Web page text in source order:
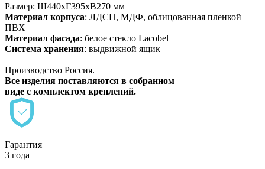
Размер: Ш440хГ395хВ270 мм
Материал корпуса: ЛДСП, МДФ, облицованная пленкой
ПВХ
Материал фасада: белое стекло Lacobel
Система хранения: выдвижной ящик
Производство Россия.
Все изделия поставляются в собранном
виде с комплектом креплений.
Гарантия
3 года